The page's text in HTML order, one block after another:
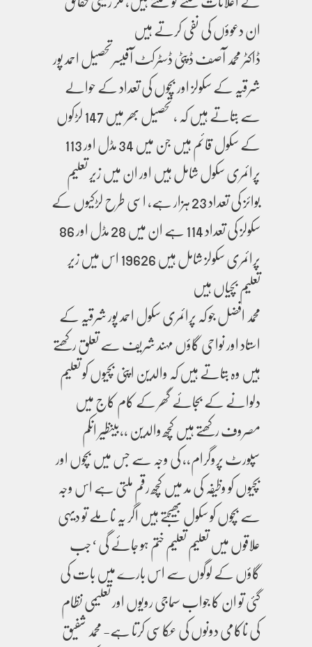
ان دعوؤں کی نفی کرتے ہیں
ڈاکٹر محمد آصف ڈپٹی ڈسٹرکٹ آفیسرتحصیل احمد پور
شرقیہ کے سکولز اور بچوں کی تعداد کے حوالے
سے بتاتے ہیں کہ ، تحصیل بھر میں 147 لڑکوں
کے سکول قائم ہیں جن میں 34 مڈل اور 113
پرائمری سکول شامل ہیں اور ان میں زیر تعلیم
بوائز کی تعداد 23 ہزار ہے، اسی طرح لڑکیوں کے
سکولز کی تعداد 114 ہے ان میں 28 مڈل اور 86
پرائمری سکولز شامل ہیں 19626 اس میں زیر
تعلیم بچیاں ہیں
محمد افضل جو کہ پرائمری سکول احمد پور شرقیہ کے
استاد اور نواحی گاؤں مہند شریف سے تعلق رکھتے
ہیں وہ بتاتے ہیں کہ والدین اپنی بچیوں کو تعلیم
دلوانے کے بجائے گھر کے کام کاج میں
مصروف رکھتے ہیں کچھ والدین ،،بینظیر انکم
سپورٹ پروگرام،، کی وجہ سے جس میں بچوں اور
بچیوں کو وظیفہ کی مد میں کچھ رقم ملتی ہے اس وجہ
سے بچوں کو سکول بھیجتے ہیں اگر یہ نا ملے تو دیہی
علاقوں میں تعلیم تعلیم ختم ہو جائے گی ‘جب
گاؤں کے لوگوں سے اس بارے میں بات کی
گئی تو ان کا جواب سماجی رویوں اور تعلیمی نظام
کی ناکامی دونوں کی عکاسی کرتا ہے- محمد شفیق